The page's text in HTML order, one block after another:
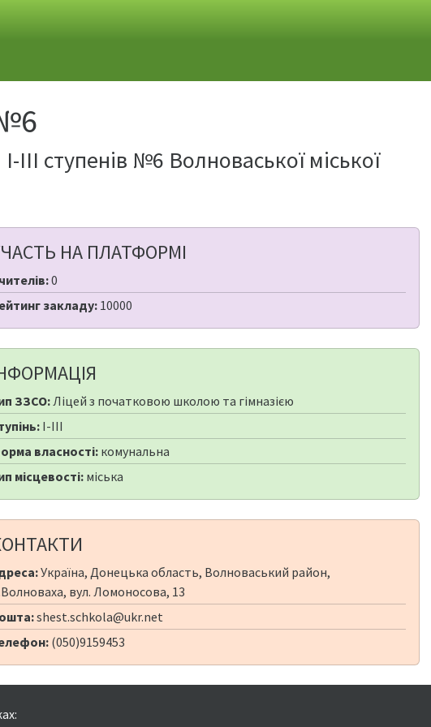
ступенів №6 Волноваської міської
НА ПЛАТФОРМІ
0
закладу: 10000
ЗЗСО:Ліцей з початковою школою та гімназією
I-III
власності: комунальна
місцевості: міська
Україна, Донецька область, Волноваський район,
вул. Ломоносова, 13
shest.schkola@ukr.net
(050)9159453